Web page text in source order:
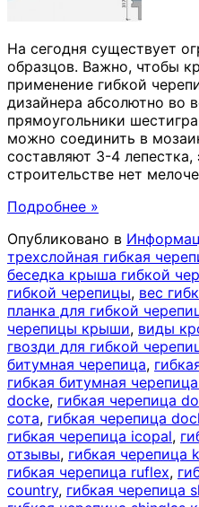
На сегодня существует
образцов. Важно, чтобы
применение гибкой
дизайнера абсолютно во
прямоугольники
можно соединить в
составляют 3-4 лепестка,
строительстве нет
Подробнее »
Опубликовано в
трехслойная гибкая
беседка крыша гибкой
гибкой черепицы, вес
планка для гибкой
черепицы крыши, виды
гвозди для гибкой
битумная черепица,
гибкая битумная
docke, гибкая черепица
сота, гибкая черепица
гибкая черепица icopal,
отзывы, гибкая черепица
гибкая черепица ruflex,
country, гибкая черепица